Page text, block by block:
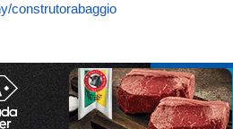
construtorabaggio